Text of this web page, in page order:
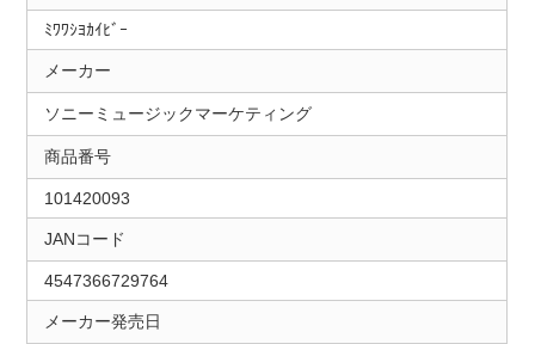
ﾐﾜﾜｼﾖｶｲﾋﾞｰ
メーカー
ソニーミュージックマーケティング
商品番号
101420093
JANコード
4547366729764
メーカー発売日